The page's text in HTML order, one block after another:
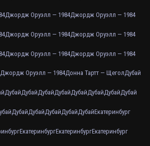
Джордж Оруэлл — 1984Джордж Оруэлл — 1984
Джордж Оруэлл — 1984Джордж Оруэлл — 1984
Джордж Оруэлл — 1984Джордж Оруэлл — 1984
Джордж Оруэлл — 1984Донна Тартт — ЩеголДубай
ДубайДубайДубайДубайДубайДубайДубайДубай
ДубайДубайДубайДубайДубайЕкатеринбург
ЕкатеринбургЕкатеринбургЕкатеринбург